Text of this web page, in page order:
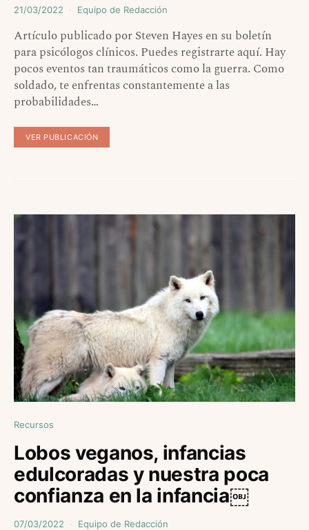
21/03/2022 Equipo de Redacción
Artículo publicado por Steven Hayes en su boletín
para psicólogos clínicos. Puedes registrarte aquí. Hay
pocos eventos tan traumáticos como la guerra. Como
soldado, te enfrentas constantemente a las
probabilidades…
VER PUBLICACIÓN
Recursos
Lobos veganos, infancias
edulcoradas y nuestra poca
confianza en la infancia￼
07/03/2022 Equipo de Redacción